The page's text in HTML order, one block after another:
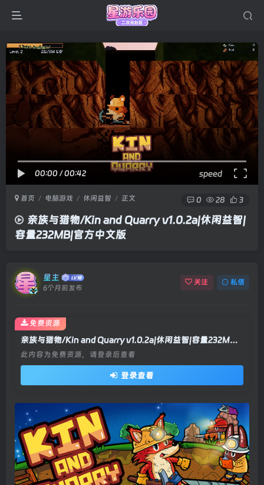
00:00 /00:42 speed
首页 电脑游戏 休闲益智 正文 0 28 3
亲族与猎物/Kin and Quarry v1.0.2a|休闲益智|
容量232MB|官方中文版
星主
6个月前发布
关注 私信
亲族与猎物/Kin and Quarry v1.0.2a|休闲益智|容量232MB|官方中文版
此内容为免费资源，请登录后查看
登录查看
免费资源